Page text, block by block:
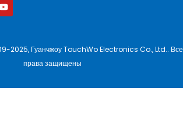
2025, Гуанчжоу TouchWo Electronics Co., Ltd.. Все
права защищены